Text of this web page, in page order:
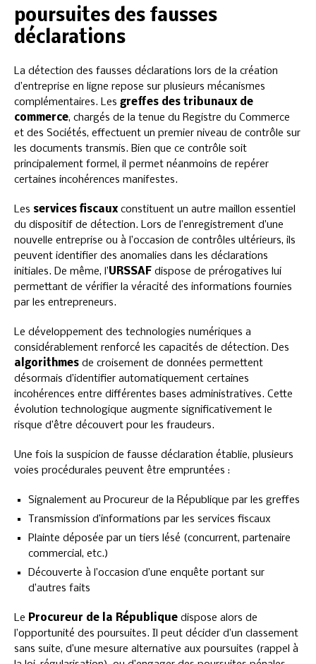
poursuites des fausses
déclarations
La détection des fausses déclarations lors de la création
d’entreprise en ligne repose sur plusieurs mécanismes
complémentaires. Les greffes des tribunaux de
commerce, chargés de la tenue du Registre du Commerce
et des Sociétés, effectuent un premier niveau de contrôle sur
les documents transmis. Bien que ce contrôle soit
principalement formel, il permet néanmoins de repérer
certaines incohérences manifestes.
Les services fiscaux constituent un autre maillon essentiel
du dispositif de détection. Lors de l’enregistrement d’une
nouvelle entreprise ou à l’occasion de contrôles ultérieurs, ils
peuvent identifier des anomalies dans les déclarations
initiales. De même, l’URSSAF dispose de prérogatives lui
permettant de vérifier la véracité des informations fournies
par les entrepreneurs.
Le développement des technologies numériques a
considérablement renforcé les capacités de détection. Des
algorithmes de croisement de données permettent
désormais d’identifier automatiquement certaines
incohérences entre différentes bases administratives. Cette
évolution technologique augmente significativement le
risque d’être découvert pour les fraudeurs.
Une fois la suspicion de fausse déclaration établie, plusieurs
voies procédurales peuvent être empruntées :
Signalement au Procureur de la République par les greffes
Transmission d’informations par les services fiscaux
Plainte déposée par un tiers lésé (concurrent, partenaire
commercial, etc.)
Découverte à l’occasion d’une enquête portant sur
d’autres faits
Le Procureur de la République dispose alors de
l’opportunité des poursuites. Il peut décider d’un classement
sans suite, d’une mesure alternative aux poursuites (rappel à